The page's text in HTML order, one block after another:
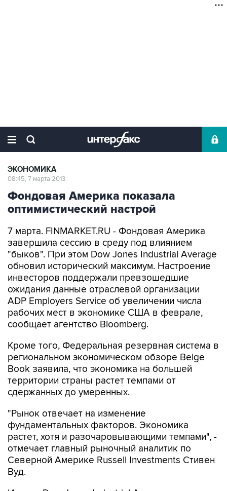
ЭКОНОМИКА
08:45, 7 марта 2013
Фондовая Америка показала
оптимистический настрой
7 марта. FINMARKET.RU - Фондовая Америка
завершила сессию в среду под влиянием
"быков". При этом Dow Jones Industrial Average
обновил исторический максимум. Настроение
инвесторов поддержали превзошедшие
ожидания данные отраслевой организации
ADP Employers Service об увеличении числа
рабочих мест в экономике США в феврале,
сообщает агентство Bloomberg.
Кроме того, Федеральная резервная система в
региональном экономическом обзоре Beige
Book заявила, что экономика на большей
территории страны растет темпами от
сдержанных до умеренных.
"Рынок отвечает на изменение
фундаментальных факторов. Экономика
растет, хотя и разочаровывающими темпами", -
отмечает главный рыночный аналитик по
Северной Америке Russell Investments Стивен
Вуд.